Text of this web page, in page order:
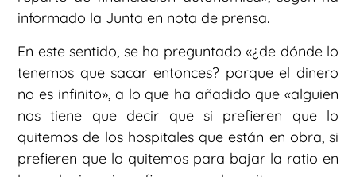
informado la Junta en nota de prensa.
En este sentido, se ha preguntado «¿de dónde lo
tenemos que sacar entonces? porque el dinero
no es infinito», a lo que ha añadido que «alguien
nos tiene que decir que si prefieren que lo
quitemos de los hospitales que están en obra, si
prefieren que lo quitemos para bajar la ratio en